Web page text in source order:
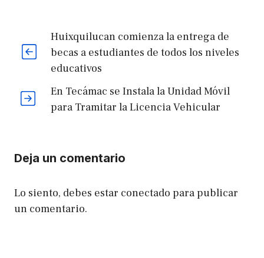
Huixquilucan comienza la entrega de
becas a estudiantes de todos los niveles
educativos
En Tecámac se Instala la Unidad Móvil
para Tramitar la Licencia Vehicular
Deja un comentario
Lo siento, debes estar conectado para publicar
un comentario.